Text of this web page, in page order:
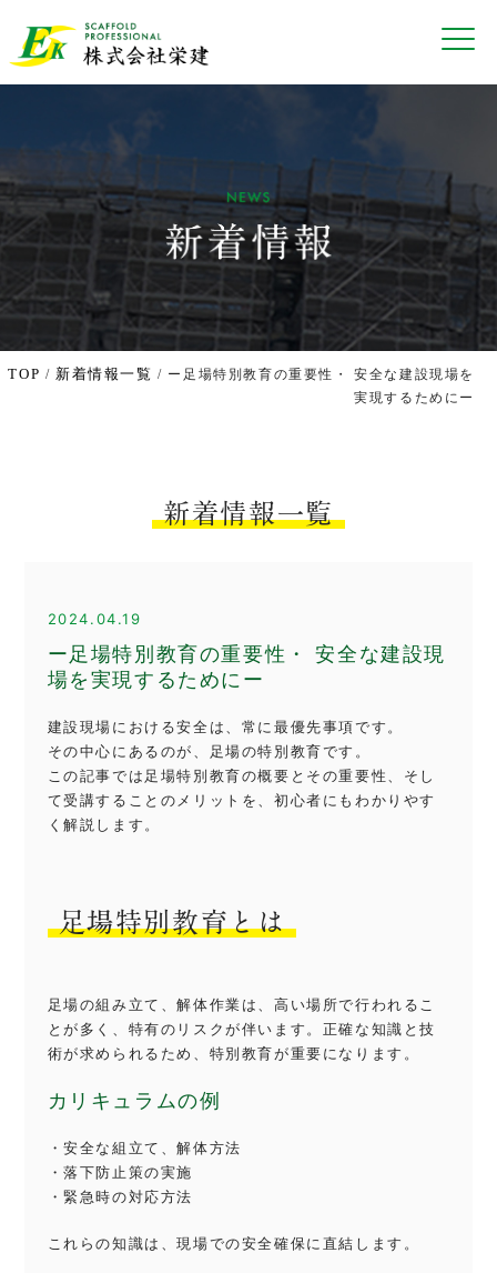
TOP / 新着情報一覧 / ー足場特別教育の重要性・ 安全な建設現場を
実現するためにー
新着情報一覧
2024.04.19
ー足場特別教育の重要性・ 安全な建設現
場を実現するためにー
建設現場における安全は、常に最優先事項です。
その中心にあるのが、足場の特別教育です。
この記事では足場特別教育の概要とその重要性、そし
て受講することのメリットを、初心者にもわかりやす
く解説します。
足場特別教育とは
足場の組み立て、解体作業は、高い場所で行われるこ
とが多く、特有のリスクが伴います。正確な知識と技
術が求められるため、特別教育が重要になります。
カリキュラムの例
・安全な組立て、解体方法
・落下防止策の実施
・緊急時の対応方法
これらの知識は、現場での安全確保に直結します。